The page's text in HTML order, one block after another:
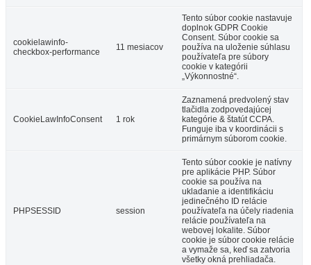
cookielawinfo-
checkbox-performance
11 mesiacov
Tento súbor cookie nastavuje
doplnok GDPR Cookie
Consent. Súbor cookie sa
používa na uloženie súhlasu
používateľa pre súbory
cookie v kategórii
„Výkonnostné“.
CookieLawInfoConsent 1 rok
Zaznamená predvolený stav
tlačidla zodpovedajúcej
kategórie & štatút CCPA.
Funguje iba v koordinácii s
primárnym súborom cookie.
PHPSESSID session
Tento súbor cookie je natívny
pre aplikácie PHP. Súbor
cookie sa používa na
ukladanie a identifikáciu
jedinečného ID relácie
používateľa na účely riadenia
relácie používateľa na
webovej lokalite. Súbor
cookie je súbor cookie relácie
a vymaže sa, keď sa zatvoria
všetky okná prehliadača.